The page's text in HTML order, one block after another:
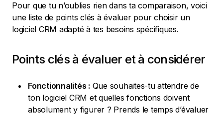
Pour que tu n’oublies rien dans ta comparaison, voici
une liste de points clés à évaluer pour choisir un
logiciel CRM adapté à tes besoins spécifiques.
Points clés à évaluer et à considérer
Fonctionnalités : Que souhaites-tu attendre de
ton logiciel CRM et quelles fonctions doivent
absolument y figurer ? Prends le temps d’évaluer